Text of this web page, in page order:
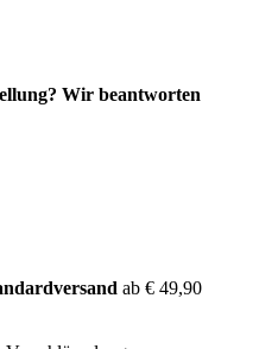
Wir beantworten
ab € 49,90